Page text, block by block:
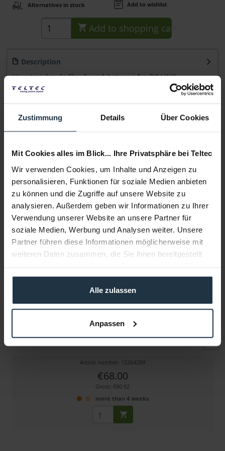
Zustimmung Details Über Cookies
Mit Cookies alles im Blick... Ihre Privatsphäre bei Teltec
Wir verwenden Cookies, um Inhalte und Anzeigen zu
personalisieren, Funktionen für soziale Medien anbieten
zu können und die Zugriffe auf unsere Website zu
analysieren. Außerdem geben wir Informationen zu Ihrer
Verwendung unserer Website an unsere Partner für
soziale Medien, Werbung und Analysen weiter. Unsere
Partner führen diese Informationen möglicherweise mit
weiteren Daten zusammen, die Sie ihnen bereitgestellt
gesammelt haben.
Alle zulassen
Anpassen
Alternatives in stock Add to wishlist
Add to shopping cart
Description
Hauptmerkmale Flex Sword Antenne für DC LINK
Lieferumfang 5x DC LINK Antennas Flex Swordmore
Consultation
Manufacturer & Product Safety Information
Folgende Infos zum Hersteller sind verfübar...... more
More articles from +++ DwarfConnection +++ look at
DwarfConnection DC.LINK Power Supply EU 4pin
Netzteil für LR1,LR2,CLR1,CLR2,ULR1 (alte 4-pin...
Article number: 12264299
€68.00
Gross: €80.92
more than 4 weeks